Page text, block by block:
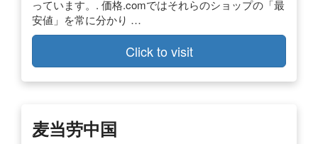
っています。. 価格.comではそれらのショップの「最
安値」を常に分かり …
Click to visit
麦当劳中国